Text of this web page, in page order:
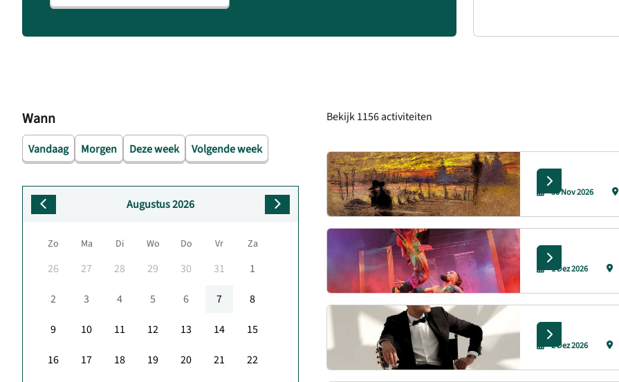
Wann
Vandaag Morgen Deze week Volgende week
Augustus 2026
Zo Ma Di Wo Do Vr Za
26 27 28 29 30 31
1
2
3 4 5 6 7
8
9
10 11 12 13 14
15
16
17 18 19 20 21
22
Bekijk1156activiteiten
30 Nov 2026
1 Dez 2026
2 Dez 2026